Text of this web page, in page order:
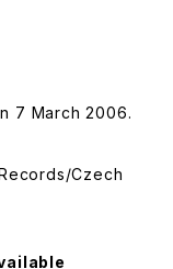
7 March 2006.
Czech